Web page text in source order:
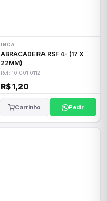
INCA
ABRACADEIRA RSF 4- (17 X
22MM)
Ref: 10.001.0112
R$ 1,20
Carrinho Pedir